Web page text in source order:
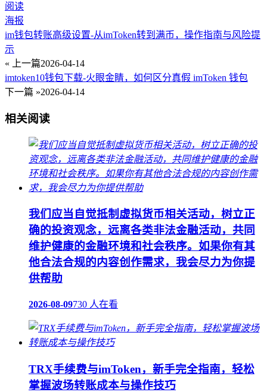
阅读
海报
im钱包转账高级设置-从imToken转到满币，操作指南与风险提
示
« 上一篇2026-04-14
imtoken10钱包下载-火眼金睛，如何区分真假 imToken 钱包
下一篇 »2026-04-14
相关阅读
我们应当自觉抵制虚拟货币相关活动，树立正
确的投资观念，远离各类非法金融活动，共同
维护健康的金融环境和社会秩序。如果你有其
他合法合规的内容创作需求，我会尽力为你提
供帮助
2026-08-09730 人在看
TRX手续费与imToken，新手完全指南，轻松
掌握波场转账成本与操作技巧